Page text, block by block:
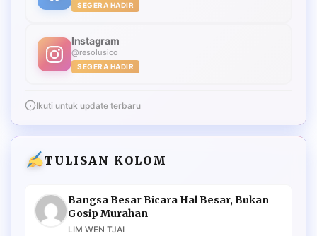
SEGERA HADIR
Instagram
@resolusico
SEGERA HADIR
Ikuti untuk update terbaru
TULISAN KOLOM
Bangsa Besar Bicara Hal Besar, Bukan
Gosip Murahan
LIM WEN TJAI